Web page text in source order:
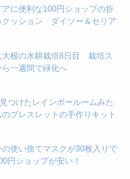
アに便利な100円ショップの折
クッション ダイソー＆セリア
大根の水耕栽培8日目 栽培ス
ら一週間で緑化へ
つけたレインボールームみた
ブレスレットの手作りキット
の使い捨てマスクが30枚入りで
円ショップが安い！